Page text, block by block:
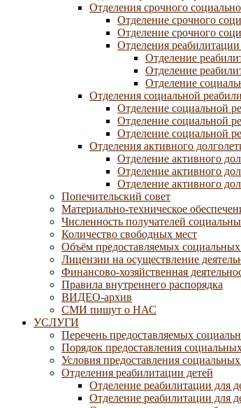
Отделения срочного
Отделение срочного
Отделение срочного
Отделения
Отделение
Отделение
Отделение
Отделения социальной
Отделение социальной
Отделение социальной
Отделение социальной
Отделения активного
Отделение активного
Отделение активного
Отделение активного
Попечительский совет
Материально-техническое
Численность получателей
Количество свободных мест
Объём предоставляемых социальных
Лицензии на осуществление
Финансово-хозяйственная
Правила внутреннего распорядка
ВИДЕО-архив
СМИ пишут о НАС
УСЛУГИ
Перечень предоставляемых
Порядок предоставления
Условия предоставления
Отделения реабилитации детей
Отделение реабилитации для
Отделение реабилитации для